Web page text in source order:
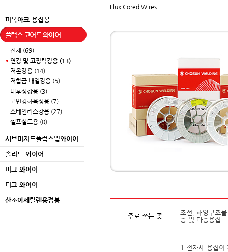
피복아크 용접봉
플럭스 코어드 와이어
전체 (69)
연강 및 고장력강용 (13)
저온강용 (14)
저합금 내열강용 (5)
내후성강용 (3)
표면경화육성용 (7)
스테인리스강용 (27)
셀프실드용 (0)
서브머지드플럭스및와이어
솔리드 와이어
미그 와이어
티그 와이어
산소아세틸렌용접봉
Flux Cored Wires
주로 쓰는 곳
조선, 해양구조
층 및 다층용접
1.전자세 용접